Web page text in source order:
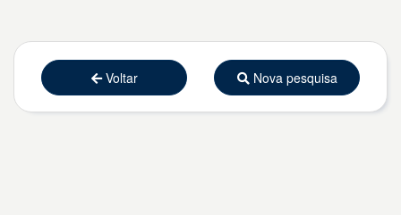
Voltar Nova pesquisa